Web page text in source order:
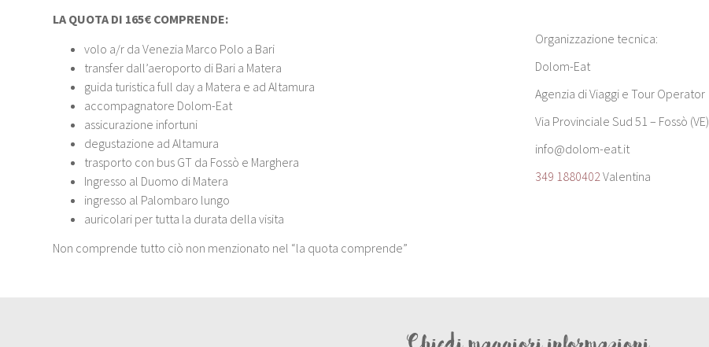
LA QUOTA DI 165€ COMPRENDE:
volo a/r da Venezia Marco Polo a Bari
transfer dall’aeroporto di Bari a Matera
guida turistica full day a Matera e ad Altamura
accompagnatore Dolom-Eat
assicurazione infortuni
degustazione ad Altamura
trasporto con bus GT da Fossò e Marghera
Ingresso al Duomo di Matera
ingresso al Palombaro lungo
auricolari per tutta la durata della visita
Non comprende tutto ciò non menzionato nel “la quota comprende”
Organizzazione tecnica:
Dolom-Eat
Agenzia di Viaggi e Tour Operator
Via Provinciale Sud 51 – Fossò (VE)
info@dolom-eat.it
349 1880402 Valentina